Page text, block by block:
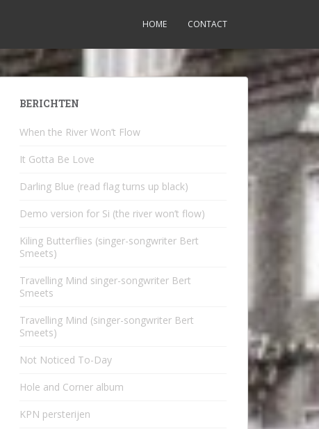
HOME CONTACT
BERICHTEN
When the River Won’t Flow
It Gotta Be Love
Darling Blue (read flag turns up black)
Demo version for Si (the river won’t flow)
Kiling Butterflies (singer-songwriter Bert
Smeets)
Travelling Mind singer-songwriter Bert
Smeets
Travelling Mind (singer-songwriter Bert
Smeets)
Not Noticed To-Day
Hole and Corner album
KPN persterijen